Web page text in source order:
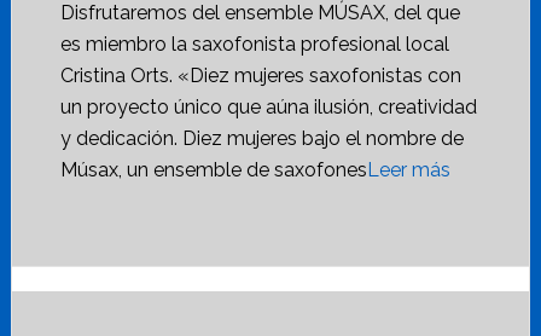
Disfrutaremos del ensemble MÚSAX, del que
es miembro la saxofonista profesional local
Cristina Orts. «Diez mujeres saxofonistas con
un proyecto único que aúna ilusión, creatividad
y dedicación. Diez mujeres bajo el nombre de
Músax, un ensemble de saxofonesLeer más